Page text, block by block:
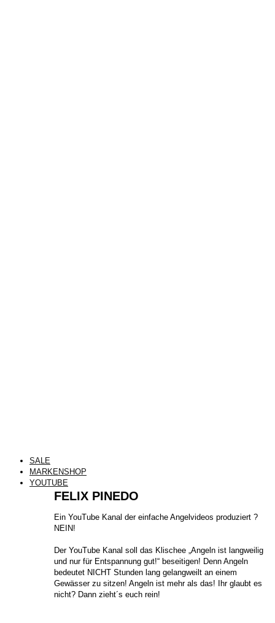
SALE
MARKENSHOP
YOUTUBE
FELIX PINEDO
​Ein YouTube Kanal der einfache Angelvideos produziert ?
NEIN!
Der YouTube Kanal soll das Klischee „Angeln ist langweilig
und nur für Entspannung gut!“ beseitigen! Denn Angeln
bedeutet NICHT Stunden lang gelangweilt an einem
Gewässer zu sitzen! Angeln ist mehr als das! Ihr glaubt es
nicht? Dann zieht´s euch rein!